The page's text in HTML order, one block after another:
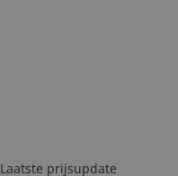
Laatste prijsupdate